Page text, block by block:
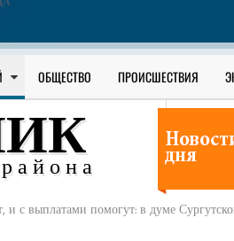
ОБЩЕСТВО ПРОИСШЕСТВИЯ
и с выплатами помогут: в думе